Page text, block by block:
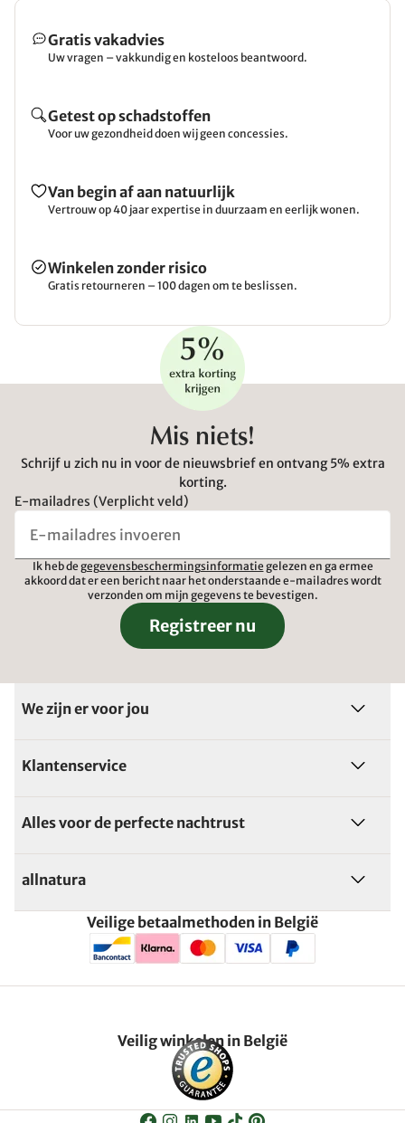
Gratis vakadvies
Uw vragen – vakkundig en kosteloos beantwoord.
Getest op schadstoffen
Voor uw gezondheid doen wij geen concessies.
Van begin af aan natuurlijk
Vertrouw op 40 jaar expertise in duurzaam en eerlijk wonen.
Winkelen zonder risico
Gratis retourneren – 100 dagen om te beslissen.
Mis niets!
Schrijf u zich nu in voor de nieuwsbrief en ontvang 5% extra
korting.
E-mailadres (Verplicht veld)
Ik heb de gegevensbeschermingsinformatie gelezen en ga ermee
akkoord dat er een bericht naar het onderstaande e-mailadres wordt
verzonden om mijn gegevens te bevestigen.
Registreer nu
We zijn er voor jou
Klantenservice
Alles voor de perfecte nachtrust
allnatura
Veilige betaalmethoden in België
Veilig winkelen in België